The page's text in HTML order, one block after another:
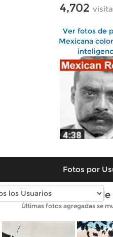
4,702
Ver fotos de
Mexicana
Fotos por
Fotos antiguas de
Últimas fotos agregadas se